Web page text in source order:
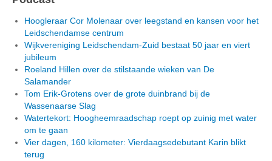
Hoogleraar Cor Molenaar over leegstand en kansen voor het
Leidschendamse centrum
Wijkvereniging Leidschendam-Zuid bestaat 50 jaar en viert
jubileum
Roeland Hillen over de stilstaande wieken van De
Salamander
Tom Erik-Grotens over de grote duinbrand bij de
Wassenaarse Slag
Watertekort: Hoogheemraadschap roept op zuinig met water
om te gaan
Vier dagen, 160 kilometer: Vierdaagsedebutant Karin blikt
terug